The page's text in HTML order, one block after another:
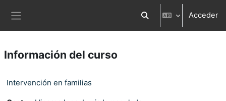
Selector de búsqueda
Acceder
Información del curso
Intervención en familias